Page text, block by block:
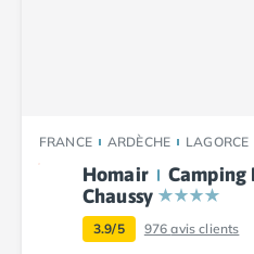
Camping Dinard
Camping Saint-Malo
Camping Morbihan
Camping Auray
FRANCE ARDÈCHE LAGORCE
Homair
Camping
Chaussy
3.9/5 976avis clients